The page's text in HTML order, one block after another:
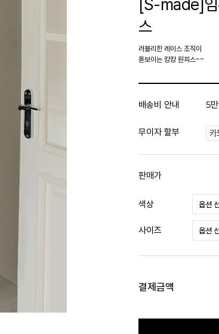
[S-made]임
스
러블리한 레이스 조직이
돋보이는 캉캉 원피스~~
배송비 안내 5
무이자 할부 카
판매가
색상
사이즈
결제금액